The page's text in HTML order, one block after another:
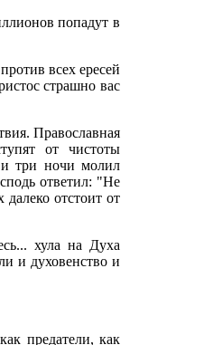
попадут в
всех ересей
страшно вас
Православная
от чистоты
три ночи молил
ответил: "Не
отстоит от
хула на Духа
и духовенство и
предатели, как